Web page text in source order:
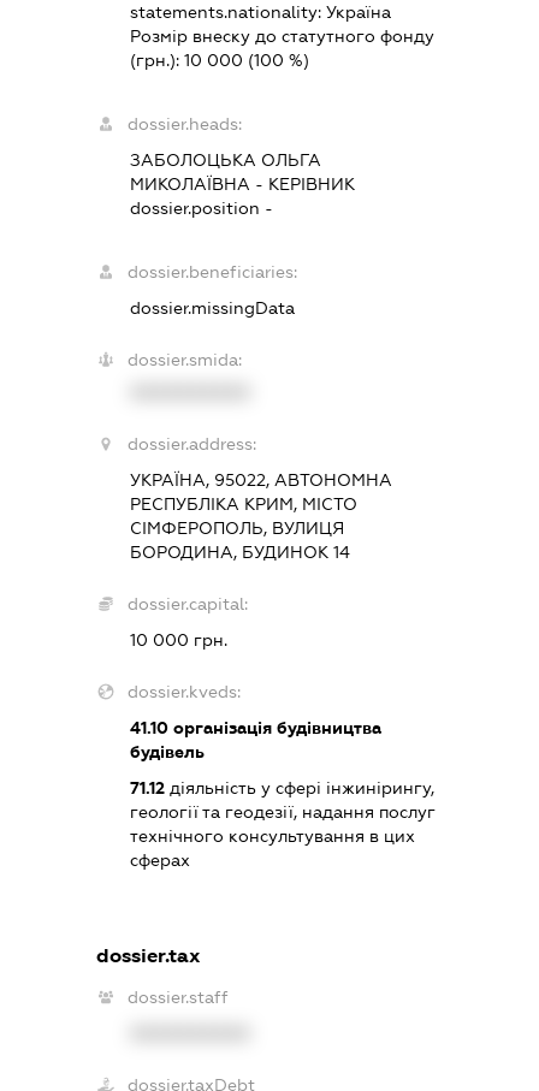
statements.nationality: Україна
Розмір внеску до статутного фонду
(грн.): 10 000 (100 %)
dossier.heads:
ЗАБОЛОЦЬКА ОЛЬГА
МИКОЛАЇВНА - КЕРІВНИК
dossier.position -
dossier.beneficiaries:
dossier.missingData
dossier.smida:
dossier.address:
УКРАЇНА, 95022, АВТОНОМНА
РЕСПУБЛІКА КРИМ, МІСТО
СІМФЕРОПОЛЬ, ВУЛИЦЯ
БОРОДИНА, БУДИНОК 14
dossier.capital:
10 000 грн.
dossier.kveds:
41.10організація будівництва
будівель
71.12діяльність у сфері інжинірингу,
геології та геодезії, надання послуг
технічного консультування в цих
сферах
dossier.tax
dossier.staff
dossier.taxDebt